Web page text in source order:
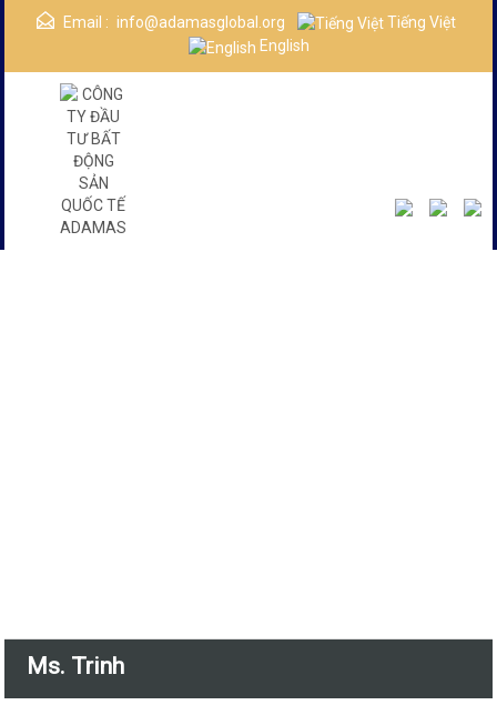
Email : info@adamasglobal.org
Tiếng Việt
English
Ms. Trinh